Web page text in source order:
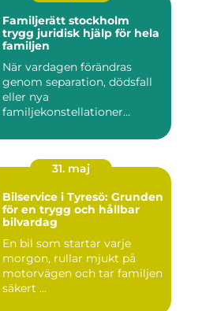
Familjerätt stockholm
trygg juridisk hjälp för hela
familjen
När vardagen förändras
genom separation, dödsfall
eller nya
familjekonstellationer
31. maj
Bilservice i Tyresö: Grunden
för en trygg och hållbar
bilvardag
En bil som startar varje
morgon, rullar mjukt på
motorvägen och tar familjen
säkert ...